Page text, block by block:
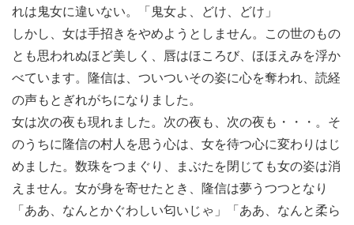
れは鬼女に違いない。「鬼女よ、どけ、どけ」
しかし、女は手招きをやめようとしません。この世のもの
とも思われぬほど美しく、唇はほころび、ほほえみを浮か
べています。隆信は、ついついその姿に心を奪われ、読経
の声もとぎれがちになりました。
女は次の夜も現れました。次の夜も、次の夜も・・・。そ
のうちに隆信の村人を思う心は、女を待つ心に変わりはじ
めました。数珠をつまぐり、まぶたを閉じても女の姿は消
えません。女が身を寄せたとき、隆信は夢うつつとなり
「ああ、なんとかぐわしい匂いじゃ」「ああ、なんと柔ら